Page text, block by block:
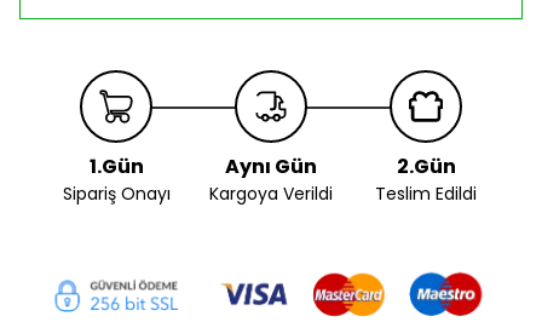
1.Gün
Sipariş Onayı
Aynı Gün
Kargoya Verildi
2.Gün
Teslim Edildi